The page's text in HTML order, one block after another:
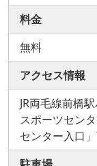
料金
無料
アクセス情報
JR両毛線前橋
スポーツセン
センター入口